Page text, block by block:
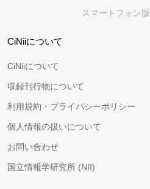
スマートフォン版
CiNiiについて
CiNiiについて
収録刊行物について
利用規約・プライバシーポリシー
個人情報の扱いについて
お問い合わせ
国立情報学研究所 (NII)